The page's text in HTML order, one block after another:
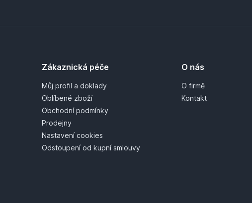
Zákaznická péče
Můj profil a doklady
Oblíbené zboží
Obchodní podmínky
Prodejny
Nastavení cookies
Odstoupení od kupní smlouvy
O nás
O firmě
Kontakt